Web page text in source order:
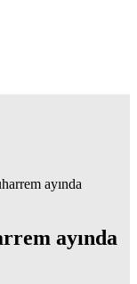
ayında
ayında